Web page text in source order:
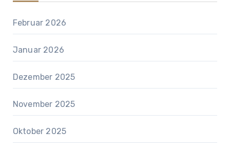
Februar 2026
Januar 2026
Dezember 2025
November 2025
Oktober 2025